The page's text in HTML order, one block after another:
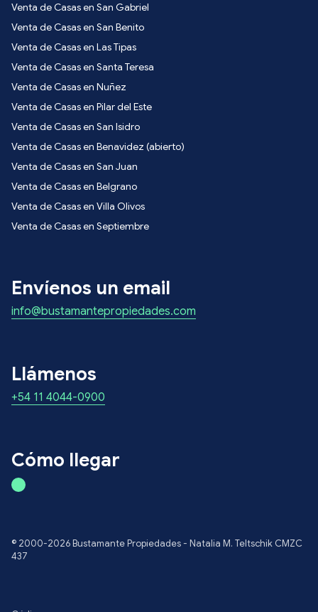
Venta de Casas en San Gabriel
Venta de Casas en San Benito
Venta de Casas en Las Tipas
Venta de Casas en Santa Teresa
Venta de Casas en Nuñez
Venta de Casas en Pilar del Este
Venta de Casas en San Isidro
Venta de Casas en Benavidez (abierto)
Venta de Casas en San Juan
Venta de Casas en Belgrano
Venta de Casas en Villa Olivos
Venta de Casas en Septiembre
Envíenos un email
info@bustamantepropiedades.com
Llámenos
+54 11 4044-0900
Cómo llegar
© 2000-2026 Bustamante Propiedades - Natalia M. Teltschik CMZC
437